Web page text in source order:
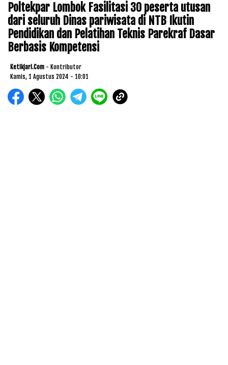
Poltekpar Lombok Fasilitasi 30 peserta utusan
dari seluruh Dinas pariwisata di NTB Ikutin
Pendidikan dan Pelatihan Teknis Parekraf Dasar
Berbasis Kompetensi
Ketikjari.com - Kontributor
Kamis, 1 Agustus 2024 - 10:01